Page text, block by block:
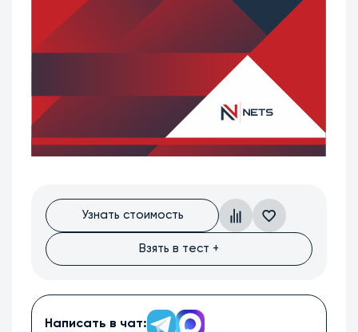
Узнать стоимость
Взять в тест +
Написать в чат: